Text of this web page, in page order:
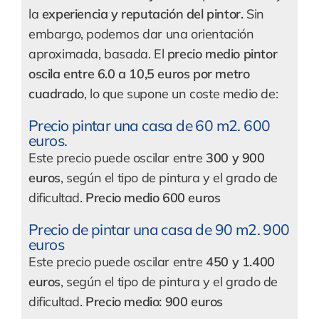
la experiencia y reputación del pintor.Sin
embargo, podemos dar una orientación
aproximada, basada. El precio medio pintor
oscila entre 6.0 a 10,5 euros por metro
cuadrado, lo que supone un coste medio de:
Precio pintar una casa de 60 m2. 600
euros.
Este precio puede oscilar entre 300 y 900
euros, según el tipo de pintura y el grado de
dificultad. Precio medio 600 euros
Precio de pintar una casa de 90 m2. 900
euros
Este precio puede oscilar entre450 y 1.400
euros, según el tipo de pintura y el grado de
dificultad. Precio medio: 900 euros